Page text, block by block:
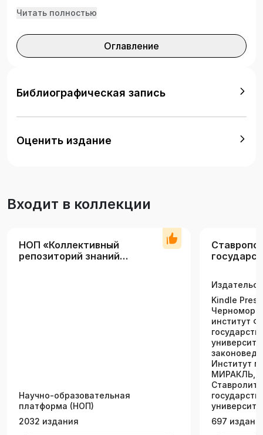
соответствии с федеральным
стандартом высшего образования.
Читать полностью
Оглавление
Библиографическая запись
Оценить издание
Входит в коллекции
НОП «Коллективный
репозиторий знаний
Научно-образовательная
платформа (НОП)
2032 издания
Kindle
институт
Институт
МИРАКЛЬ,
Ставролит,
697